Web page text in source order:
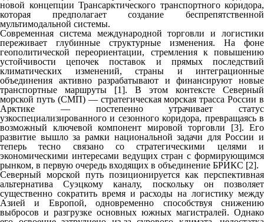
новой концепции Трансарктического транспортного коридора,
которая предполагает создание беспрепятственной
мультимодальной системы.
Современная система международной торговли и логистики
переживает глубинные структурные изменения. На фоне
геополитической переориентации, стремления к повышению
устойчивости цепочек поставок и прямых последствий
климатических изменений, страны и интеграционные
объединения активно разрабатывают и финансируют новые
транспортные маршруты [1]. В этом контексте Северный
морской путь (СМП) — стратегическая морская трасса России в
Арктике — постепенно утрачивает статус
узкоспециализированного и сезонного коридора, превращаясь в
возможный ключевой компонент мировой торговли [3]. Его
развитие вышло за рамки национальной задачи для России и
теперь тесно связано со стратегическими целями и
экономическими интересами ведущих стран с формирующимся
рынком, в первую очередь входящих в объединение БРИКС [2].
Северный морской путь позиционируется как перспективная
альтернатива Суэцкому каналу, поскольку он позволяет
существенно сократить время и расходы на логистику между
Азией и Европой, одновременно способствуя снижению
выбросов и разгрузке основных южных магистралей. Однако